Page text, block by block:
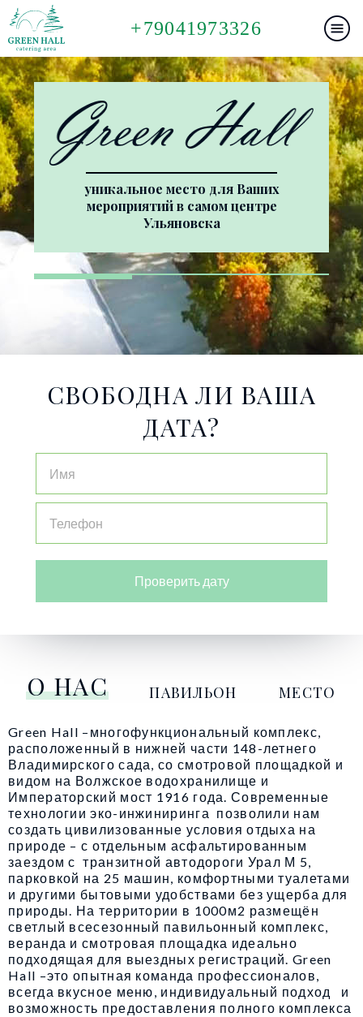
+79041973326
уникальное место для Ваших
мероприятий в самом центре
Ульяновска
СВОБОДНА ЛИ ВАША
ДАТА?
Проверить дату
О НАС ПАВИЛЬОН МЕСТО
Green Hall –многофункциональный комплекс,
расположенный в нижней части 148-летнего
Владимирского сада, со смотровой площадкой и
видом на Волжское водохранилище и
Императорский мост 1916 года. Современные
технологии эко-инжиниринга позволили нам
создать цивилизованные условия отдыха на
природе – с отдельным асфальтированным
заездом с транзитной автодороги Урал М 5,
парковкой на 25 машин, комфортными туалетами
и другими бытовыми удобствами без ущерба для
природы. На территории в 1000м2 размещён
светлый всесезонный павильонный комплекс,
веранда и смотровая площадка идеально
подходящая для выездных регистраций. Green
Hall –это опытная команда профессионалов,
всегда вкусное меню, индивидуальный подход и
возможность предоставления полного комплекса